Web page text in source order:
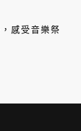
感受音樂祭